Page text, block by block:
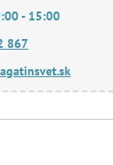
- 15:00
867